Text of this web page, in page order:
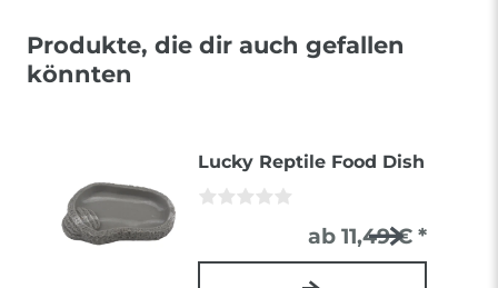
Produkte, die dir auch gefallen
könnten
Lucky Reptile Food Dish
ab 11,49 € *